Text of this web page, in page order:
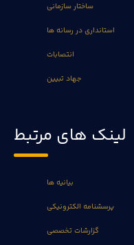
ساختار سازمانی
استانداری در رسانه ها
انتصابات
جهاد تبیین
لینک های مرتبط
بیانیه ها
پرسشنامه الکترونیکی
گزارشات تخصصی